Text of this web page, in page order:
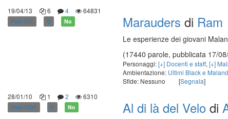
19/04/13
6 4 64831
Post-DH G No Marauders di Ram
Le esperienze dei giovani
(17440 parole, pubblicata 17/
Personaggi:[+] Docenti e staff, [+]
Ambientazione: Ultimi Black e
Sfide: Nessuno
[Segnala]
28/01/10
1 2 6310
Post-OOP R No Al di là del Velo di